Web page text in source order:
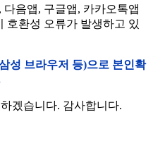
음앱, 구글앱, 카카오톡앱
호환성 오류가 발생하고 있
성 브라우저 등)으로 본인확
겠습니다. 감사합니다.